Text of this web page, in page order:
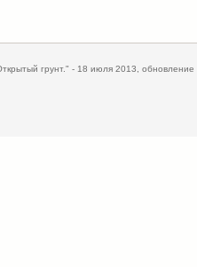
грунт." - 18 июля 2013,